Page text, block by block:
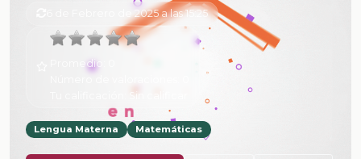
6 de Febrero de 2025 a las 15:25
Promedio:
Sin calificar
Lengua Materna Matemáticas